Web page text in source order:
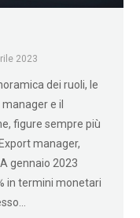
2023
dei ruoli, le
e il
figure sempre più
manager,
gennaio 2023
in termini monetari